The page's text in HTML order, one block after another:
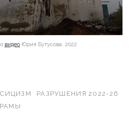
видео Юрия Бутусова, 2022
РАЗРУШЕНИЯ 2022-26